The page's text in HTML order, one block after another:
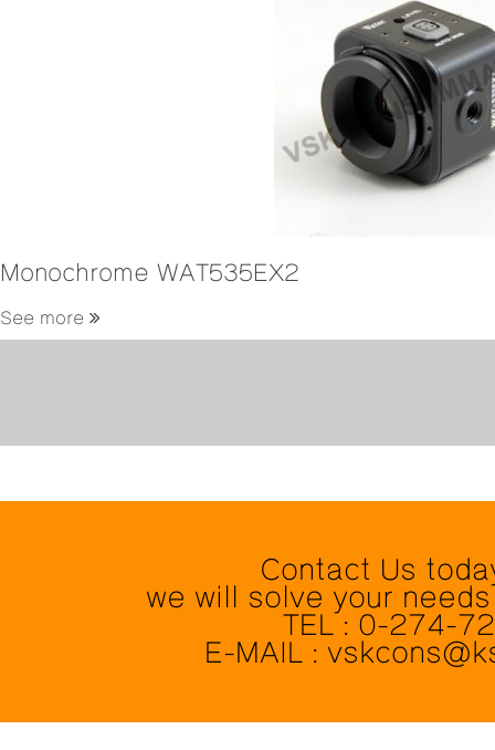
Monochrome WAT535EX2
See more
Contact Us
we will solve your
TEL : 0-274-
E-MAIL :